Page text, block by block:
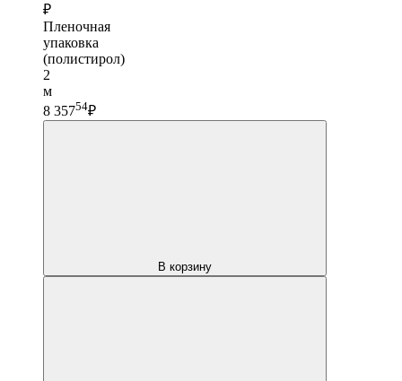
₽
Пленочная
упаковка
(полистирол)
2
м
8 35754₽
В корзину